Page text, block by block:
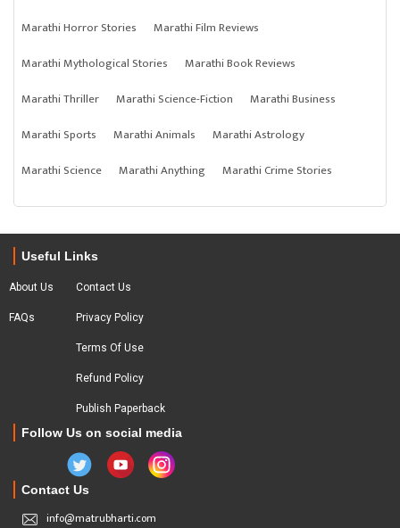
Marathi Horror Stories
Marathi Film Reviews
Marathi Mythological Stories
Marathi Book Reviews
Marathi Thriller
Marathi Science-Fiction
Marathi Business
Marathi Sports
Marathi Animals
Marathi Astrology
Marathi Science
Marathi Anything Marathi Crime Stories
Useful Links
About Us
FAQs
Contact Us
Privacy Policy
Terms Of Use
Refund Policy
Publish Paperback
Follow Us on social media
Contact Us
info@matrubharti.com